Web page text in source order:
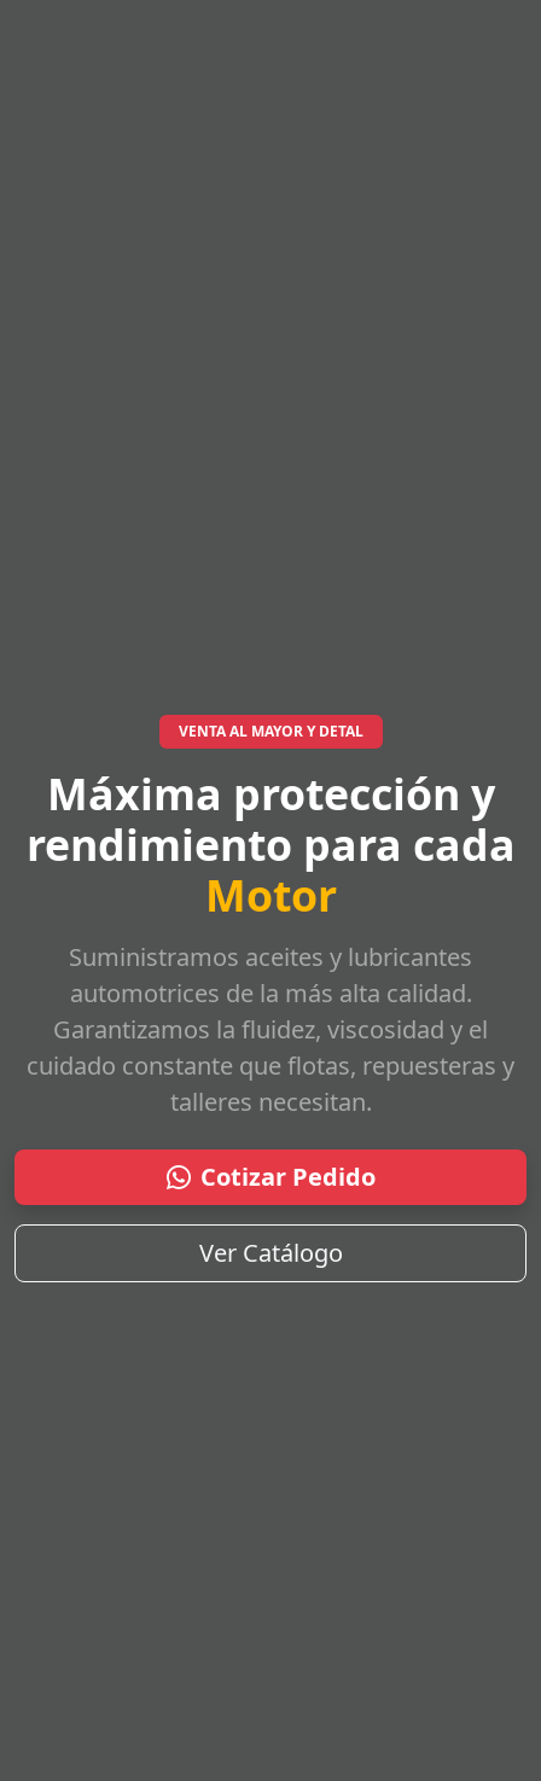
VENTA AL MAYOR Y DETAL
Máxima protección y
rendimiento para cada
Motor
Suministramos aceites y lubricantes
automotrices de la más alta calidad.
Garantizamos la fluidez, viscosidad y el
cuidado constante que flotas, repuesteras y
talleres necesitan.
Cotizar Pedido
Ver Catálogo